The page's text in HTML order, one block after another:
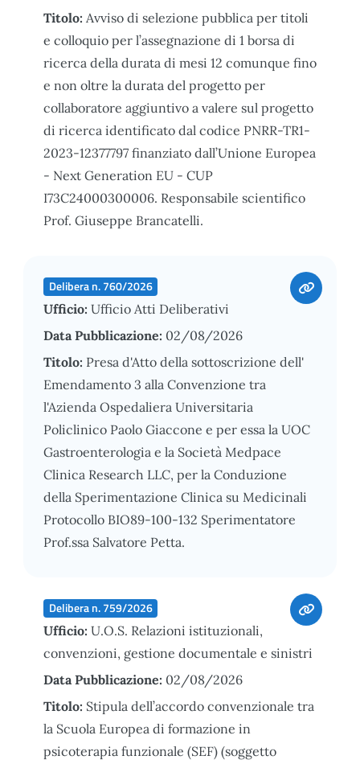
Titolo: Avviso di selezione pubblica per titoli
e colloquio per l’assegnazione di 1 borsa di
ricerca della durata di mesi 12 comunque fino
e non oltre la durata del progetto per
collaboratore aggiuntivo a valere sul progetto
di ricerca identificato dal codice PNRR-TR1-
2023-12377797 finanziato dall’Unione Europea
- Next Generation EU - CUP
I73C24000300006. Responsabile scientifico
Prof. Giuseppe Brancatelli.
Delibera n. 760/2026
Ufficio: Ufficio Atti Deliberativi
Data Pubblicazione: 02/08/2026
Titolo: Presa d'Atto della sottoscrizione dell'
Emendamento 3 alla Convenzione tra
l'Azienda Ospedaliera Universitaria
Policlinico Paolo Giaccone e per essa la UOC
Gastroenterologia e la Società Medpace
Clinica Research LLC, per la Conduzione
della Sperimentazione Clinica su Medicinali
Protocollo BIO89-100-132 Sperimentatore
Prof.ssa Salvatore Petta.
Delibera n. 759/2026
Ufficio: U.O.S. Relazioni istituzionali,
convenzioni, gestione documentale e sinistri
Data Pubblicazione: 02/08/2026
Titolo: Stipula dell’accordo convenzionale tra
la Scuola Europea di formazione in
psicoterapia funzionale (SEF) (soggetto